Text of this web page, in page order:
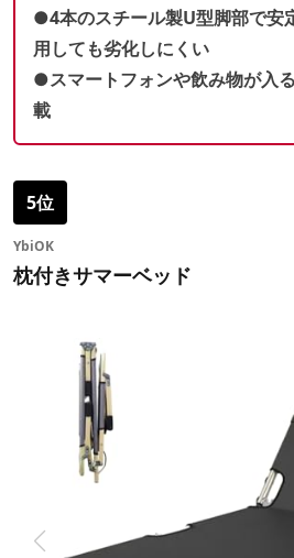
●4本のスチール製U型脚部で安
用しても劣化しにくい
●スマートフォンや飲み物が入
載
5位
YbiOK
枕付きサマーベッド